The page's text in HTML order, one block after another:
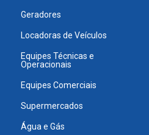
Geradores
Locadoras de Veículos
Equipes Técnicas e
Operacionais
Equipes Comerciais
Supermercados
Água e Gás